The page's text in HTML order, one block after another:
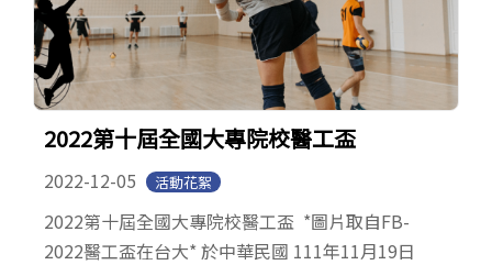
2022第十屆全國大專院校醫工盃
2022-12-05 活動花絮
2022第十屆全國大專院校醫工盃 *圖片取自FB-
2022醫工盃在台大* 於中華民國 111年11月19日